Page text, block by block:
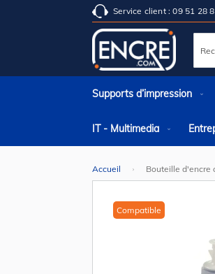
Service client : 09 51 28
Supports d’impression
IT - Multimedia
Accueil
Bouteille d'encre
Compatible